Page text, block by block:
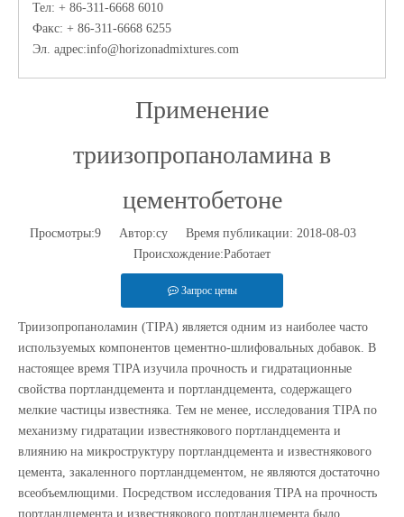
Тел: + 86-311-6668 6010
Факс: + 86-311-6668 6255
Эл. адрес:info@horizonadmixtures.com
Применение
триизопропаноламина в
цементобетоне
Просмотры:9 Автор:су Время публикации: 2018-08-03
Происхождение:Работает
Запрос цены
Триизопропаноламин (TIPA) является одним из наиболее часто
используемых компонентов цементно-шлифовальных добавок. В
настоящее время TIPA изучила прочность и гидратационные
свойства портландцемента и портландцемента, содержащего
мелкие частицы известняка. Тем не менее, исследования TIPA по
механизму гидратации известнякового портландцемента и
влиянию на микроструктуру портландцемента и известнякового
цемента, закаленного портландцементом, не являются достаточно
всеобъемлющими. Посредством исследования TIPA на прочность
портландцемента и известнякового портландцемента было